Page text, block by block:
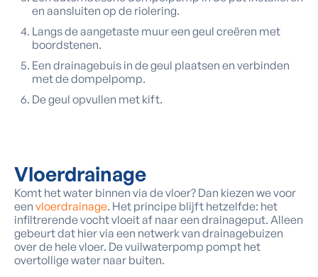
en aansluiten op de riolering.
Langs de aangetaste muur een geul creëren met
boordstenen.
Een drainagebuis in de geul plaatsen en verbinden
met de dompelpomp.
De geul opvullen met kift.
Vloerdrainage
Komt het water binnen via de vloer? Dan kiezen we voor
een vloerdrainage. Het principe blijft hetzelfde: het
infiltrerende vocht vloeit af naar een drainageput. Alleen
gebeurt dat hier via een netwerk van drainagebuizen
over de hele vloer. De vuilwaterpomp pompt het
overtollige water naar buiten.